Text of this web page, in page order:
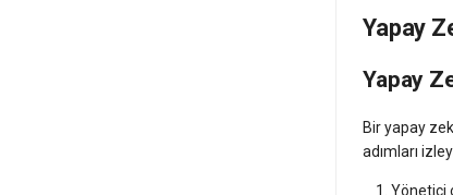
Yapay
Yapay
Bir yapay
adımları
Yönetici